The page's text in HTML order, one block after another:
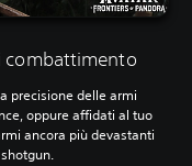
combattimento
precisione delle armi
oppure affidati al tuo
ancora più devastanti